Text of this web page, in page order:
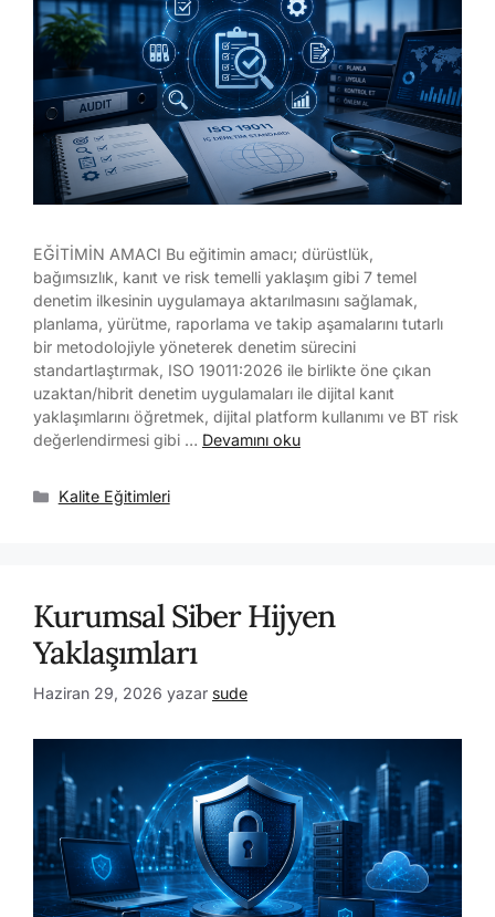
EĞİTİMİN AMACI Bu eğitimin amacı; dürüstlük,
bağımsızlık, kanıt ve risk temelli yaklaşım gibi 7 temel
denetim ilkesinin uygulamaya aktarılmasını sağlamak,
planlama, yürütme, raporlama ve takip aşamalarını tutarlı
bir metodolojiyle yöneterek denetim sürecini
standartlaştırmak, ISO 19011:2026 ile birlikte öne çıkan
uzaktan/hibrit denetim uygulamaları ile dijital kanıt
yaklaşımlarını öğretmek, dijital platform kullanımı ve BT risk
değerlendirmesi gibi … Devamını oku
Kalite Eğitimleri
Kurumsal Siber Hijyen
Yaklaşımları
Haziran 29, 2026 yazar sude